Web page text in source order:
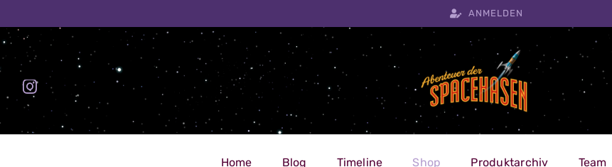
Inhalt
springen
ANMELDEN
Home Blog Timeline Shop Produktarchiv Team